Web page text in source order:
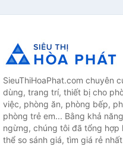
SieuThiHoaPhat.com chuyên
dùng, trang trí, thiết bị cho
việc, phòng ăn, phòng bếp,
phòng trẻ em... Bằng khả
ngừng, chúng tôi đã tổng hợp
thể so sánh giá, tìm giá rẻ